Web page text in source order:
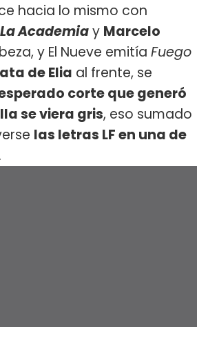
hacia lo mismo con
Academiay Marcelo
y El Nueve emitía Fuego
de Elia al frente, se
corte que generó
se viera gris, eso sumado
las letras LF en una de
.